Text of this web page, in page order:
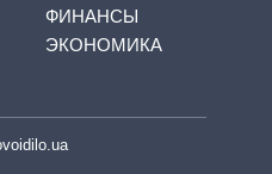
ФИНАНСЫ
ЭКОНОМИКА